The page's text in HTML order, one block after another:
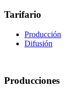
Tarifario
Producción
Difusión
Producciones